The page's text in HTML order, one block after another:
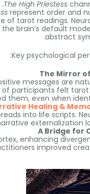
The High Priestess
.
represent order and
of tarot readings.
the brain’s default
abstract
.
Key psychological
:
The Mirror
messages are
of participants felt
them, even when
Healing &
into life scripts.
externalization
A Bridge for
, enhancing
improved